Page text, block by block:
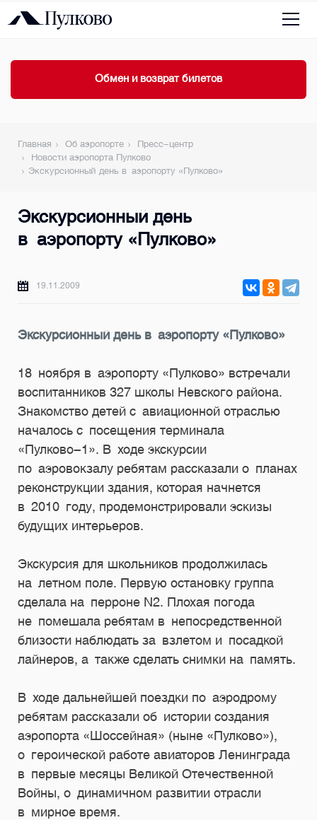
Обмен и возврат билетов
Главная Об аэропорте
Пресс-центр
Новости аэропорта Пулково
Экскурсионный день в аэропорту «Пулково»
Экскурсионный день
в аэропорту «Пулково»
19.11.2009
Экскурсионный день в аэропорту «Пулково»
18 ноября в аэропорту «Пулково» встречали
воспитанников 327 школы Невского района.
Знакомство детей с авиационной отраслью
началось с посещения терминала
«Пулково-1». В ходе экскурсии
по аэровокзалу ребятам рассказали о планах
реконструкции здания, которая начнется
в 2010 году, продемонстрировали эскизы
будущих интерьеров.
Экскурсия для школьников продолжилась
на летном поле. Первую остановку группа
сделала на перроне N2. Плохая погода
не помешала ребятам в непосредственной
близости наблюдать за взлетом и посадкой
лайнеров, а также сделать снимки на память.
В ходе дальнейшей поездки по аэродрому
ребятам рассказали об истории создания
аэропорта «Шоссейная» (ныне «Пулково»),
о героической работе авиаторов Ленинграда
в первые месяцы Великой Отечественной
Войны, о динамичном развитии отрасли
в мирное время.